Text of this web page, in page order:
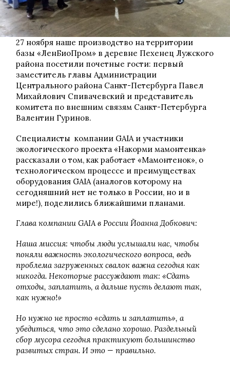
27 ноября наше производство на территории
базы «ЛенБиоПром» в деревне Пехенец Лужского
района посетили почетные гости: первый
заместитель главы Администрации
Центрального района Санкт-Петербурга Павел
Михайлович Спивачевский и представитель
комитета по внешним связям Санкт-Петербурга
Валентин Гуринов.
Специалисты компании GAIA и участники
экологического проекта «Накорми мамонтенка»
рассказали о том, как работает «Мамонтенок», о
технологическом процессе и преимуществах
оборудования GAIA (аналогов которому на
сегодняшний нет не только в России, но и в
мире!), поделились ближайшими планами.
Глава компании GAIA в России Йоанна Добкович:
Наша миссия: чтобы люди услышали нас, чтобы
поняли важность экологического вопроса, ведь
проблема загруженных свалок важна сегодня как
никогда. Некоторые рассуждают так: «Сдать
отходы, заплатить, а дальше пусть делают так,
как нужно!»
Но нужно не просто «сдать и заплатить», а
убедиться, что это сделано хорошо. Раздельный
сбор мусора сегодня практикуют большинство
развитых стран. И это — правильно.